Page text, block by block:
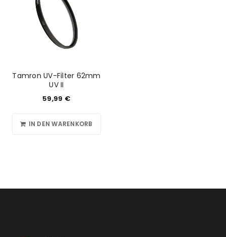
Tamron UV-Filter 62mm
UV II
59,99 €
IN DEN WARENKORB